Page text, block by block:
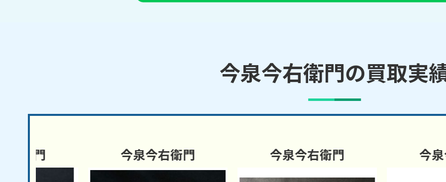
今泉今右衛門の買取実
今泉今右衛門 今泉今右衛門 今泉今右衛門